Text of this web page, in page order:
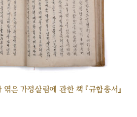
은 가정살림에 관한 책 『규합총서』